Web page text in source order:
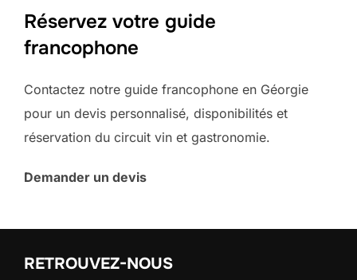
Réservez votre guide
francophone
Contactez notre guide francophone en Géorgie
pour un devis personnalisé, disponibilités et
réservation du circuit vin et gastronomie.
Demander un devis
RETROUVEZ-NOUS